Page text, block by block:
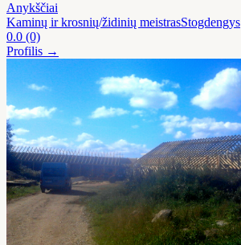
Anykščiai
Kaminų ir krosnių/židinių meistrasStogdengys
0.0 (0)
Profilis →